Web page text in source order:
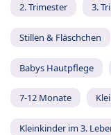
2. Trimester 3.
Stillen & Fläschchen
Babys Hautpflege
7-12 Monate
Kleinkinder im 3.